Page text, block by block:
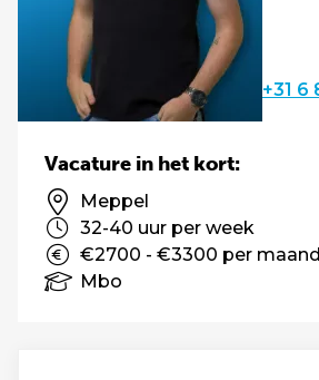
+31 6
Vacature in het kort:
Meppel
32-40 uur per week
€2700 - €3300 per maand
Mbo